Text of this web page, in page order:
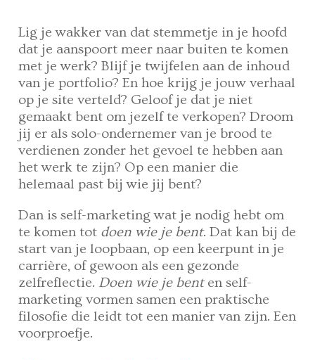
Lig je wakker van dat stemmetje in je hoofd
dat je aanspoort meer naar buiten te komen
met je werk? Blijf je twijfelen aan de inhoud
van je portfolio? En hoe krijg je jouw verhaal
op je site verteld? Geloof je dat je niet
gemaakt bent om jezelf te verkopen? Droom
jij er als solo-ondernemer van je brood te
verdienen zonder het gevoel te hebben aan
het werk te zijn? Op een manier die
helemaal past bij wie jij bent?
Dan is self-marketing wat je nodig hebt om
te komen tot doen wie je bent. Dat kan bij de
start van je loopbaan, op een keerpunt in je
carrière, of gewoon als een gezonde
zelfreflectie. Doen wie je benten self-
marketing vormen samen een praktische
filosofie die leidt tot een manier van zijn. Een
voorproefje.